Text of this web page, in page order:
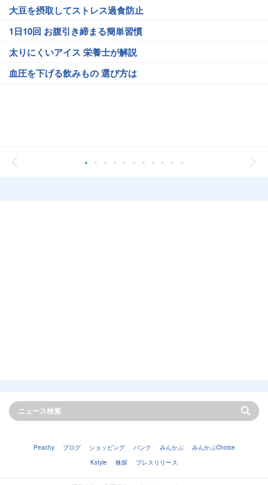
大豆を摂取してストレス過食防止
1日10回 お腹引き締まる簡単習慣
太りにくいアイス 栄養士が解説
血圧を下げる飲みもの 選び方は
Peachy ブログ ショッピング バンク みんかぶ
みんかぶChoice
Kstyle
株探 プレスリリース